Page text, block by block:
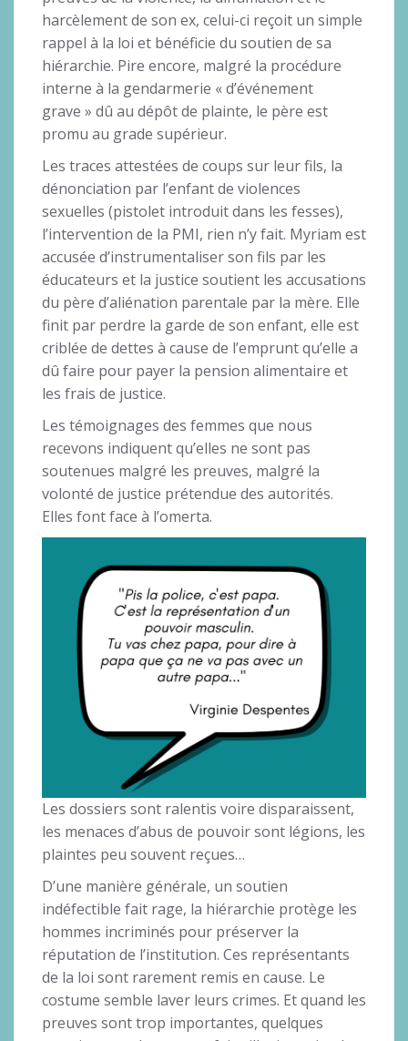
harcèlement de son ex, celui-ci reçoit un simple
rappel à la loi et bénéficie du soutien de sa
hiérarchie. Pire encore, malgré la procédure
interne à la gendarmerie « d’événement
grave » dû au dépôt de plainte, le père est
promu au grade supérieur.
Les traces attestées de coups sur leur fils, la
dénonciation par l’enfant de violences
sexuelles (pistolet introduit dans les fesses),
l’intervention de la PMI, rien n’y fait. Myriam est
accusée d’instrumentaliser son fils par les
éducateurs et la justice soutient les accusations
du père d’aliénation parentale par la mère. Elle
finit par perdre la garde de son enfant, elle est
criblée de dettes à cause de l’emprunt qu’elle a
dû faire pour payer la pension alimentaire et
les frais de justice.
Les témoignages des femmes que nous
recevons indiquent qu’elles ne sont pas
soutenues malgré les preuves, malgré la
volonté de justice prétendue des autorités.
Elles font face à l’omerta.
Les dossiers sont ralentis voire disparaissent,
les menaces d’abus de pouvoir sont légions, les
plaintes peu souvent reçues…
D’une manière générale, un soutien
indéfectible fait rage, la hiérarchie protège les
hommes incriminés pour préserver la
réputation de l’institution. Ces représentants
de la loi sont rarement remis en cause. Le
costume semble laver leurs crimes. Et quand les
preuves sont trop importantes, quelques